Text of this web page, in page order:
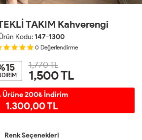
TAKIM Kahverengi
Kodu:147-1300
0 Değerlendirme
1,770 TL
1,500TL
Ürüne 200₺ İndirim
1.300,00 TL
Renk Seçenekleri